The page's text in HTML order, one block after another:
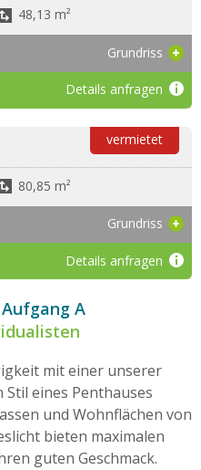
48,13 m²
Grundriss
Details anfragen
80,85 m²
vermietet
Grundriss
Details anfragen
Aufgang A
mit einer unserer
eines Penthauses
und Wohnflächen von
bieten maximalen
guten Geschmack.